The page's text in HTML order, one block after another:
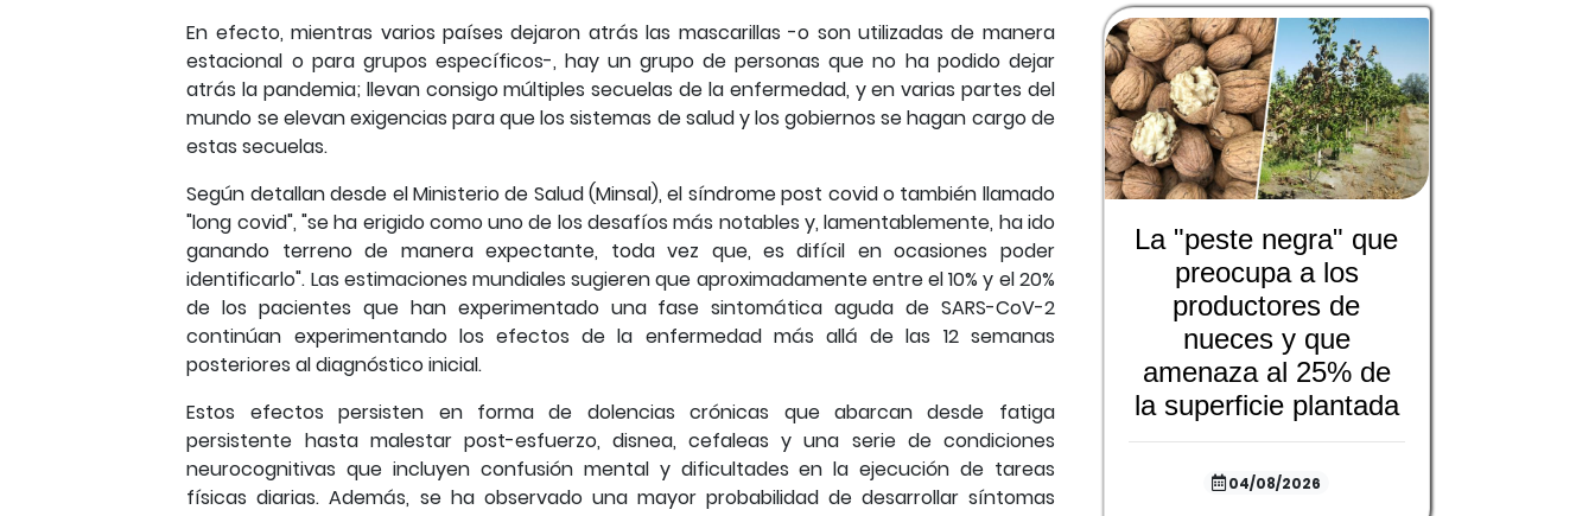
En efecto, mientras varios países dejaron atrás las mascarillas -o son utilizadas de manera
estacional o para grupos específicos-, hay un grupo de personas que no ha podido dejar
atrás la pandemia; llevan consigo múltiples secuelas de la enfermedad, y en varias partes del
mundo se elevan exigencias para que los sistemas de salud y los gobiernos se hagan cargo de
estas secuelas.
Según detallan desde el Ministerio de Salud (Minsal), el síndrome post covid o también llamado
"long covid", "se ha erigido como uno de los desafíos más notables y, lamentablemente, ha ido
ganando terreno de manera expectante, toda vez que, es difícil en ocasiones poder
identificarlo". Las estimaciones mundiales sugieren que aproximadamente entre el 10% y el 20%
de los pacientes que han experimentado una fase sintomática aguda de SARS-CoV-2
continúan experimentando los efectos de la enfermedad más allá de las 12 semanas
posteriores al diagnóstico inicial.
Estos efectos persisten en forma de dolencias crónicas que abarcan desde fatiga
persistente hasta malestar post-esfuerzo, disnea, cefaleas y una serie de condiciones
neurocognitivas que incluyen confusión mental y dificultades en la ejecución de tareas
físicas diarias. Además, se ha observado una mayor probabilidad de desarrollar síntomas
La "peste negra" que
preocupa a los
productores de
nueces y que
amenaza al 25% de
la superficie plantada
04/08/2026